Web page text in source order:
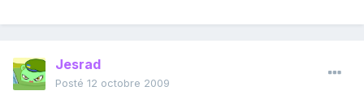
Jesrad
Posté 12 octobre 2009